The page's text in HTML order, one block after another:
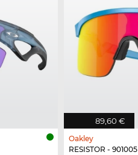
89,60 €
Oakley
RESISTOR - 901005